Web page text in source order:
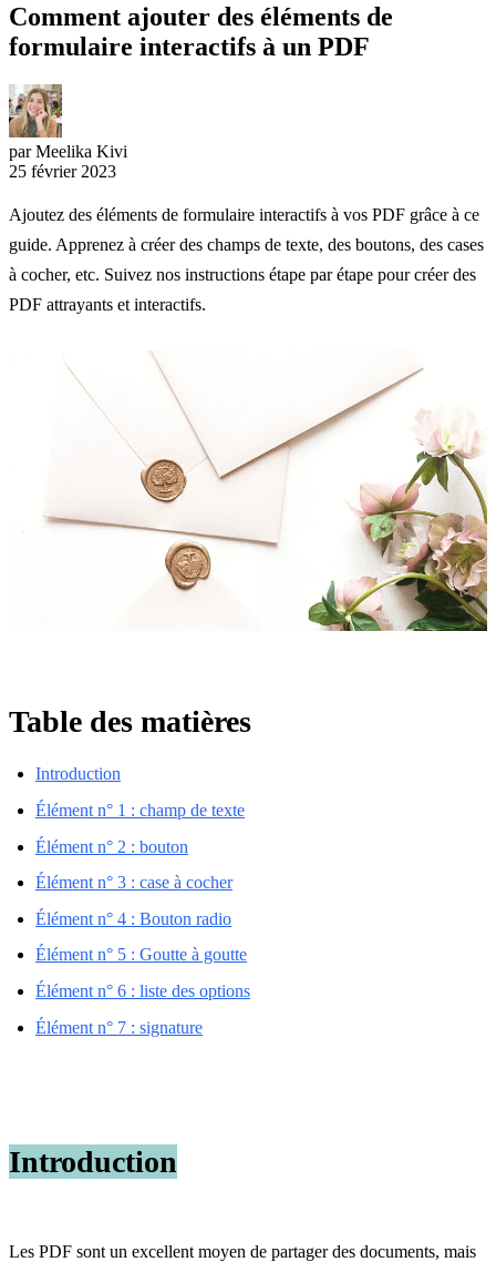
Comment ajouter des éléments de
formulaire interactifs à un PDF
par Meelika Kivi
25 février 2023
Ajoutez des éléments de formulaire interactifs à vos PDF grâce à ce
guide. Apprenez à créer des champs de texte, des boutons, des cases
à cocher, etc. Suivez nos instructions étape par étape pour créer des
PDF attrayants et interactifs.
Table des matières
Introduction
Élément n° 1 : champ de texte
Élément n° 2 : bouton
Élément n° 3 : case à cocher
Élément n° 4 : Bouton radio
Élément n° 5 : Goutte à goutte
Élément n° 6 : liste des options
Élément n° 7 : signature
Introduction
Les PDF sont un excellent moyen de partager des documents, mais